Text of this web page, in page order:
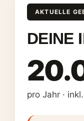
AKTUELLE
DEINE
pro Jahr ·